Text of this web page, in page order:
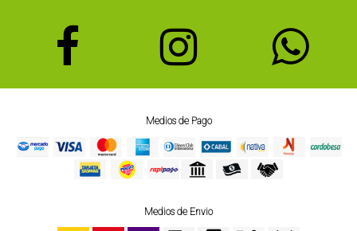
Medios de Pago
Medios de Envio